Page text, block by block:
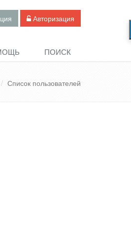
Авторизация
ПОИСК
Список пользователей